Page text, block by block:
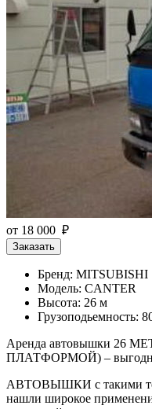
от 18 000 ₽
Заказать
Бренд: MITSUBISHI
Модель: CANTER
Высота: 26 м
Грузоподьемность:
Аренда автовышки 26
ПЛАТФОРМОЙ) –
АВТОВЫШКИ с такими
нашли широкое